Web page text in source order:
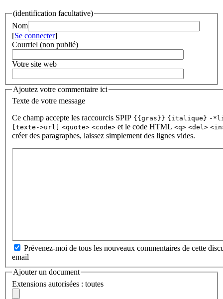
(identification facultative)
Nom
[Se connecter]
Courriel (non publié)
Votre site web
Ajoutez votre commentaire ici
Texte de votre message
Ce champ accepte les raccourcis SPIP {{gras}} {italique} -
[texte->url]
<quote> <code> et le code HTML <q> <del>
créer des paragraphes, laissez simplement des lignes vides.
Prévenez-moi de tous les nouveaux commentaires de cette
email
Ajouter un document
Extensions autorisées : toutes